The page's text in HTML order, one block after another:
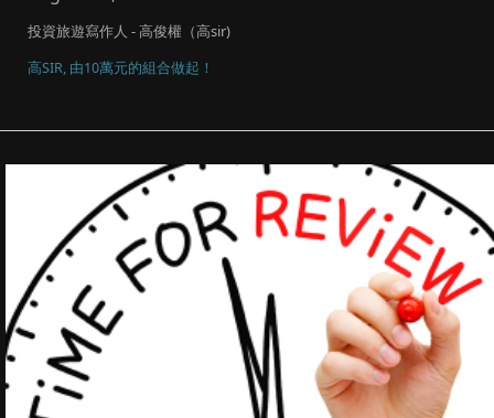
投資旅遊寫作人 - 高俊權（高sir)
高SIR, 由10萬元的組合做起！